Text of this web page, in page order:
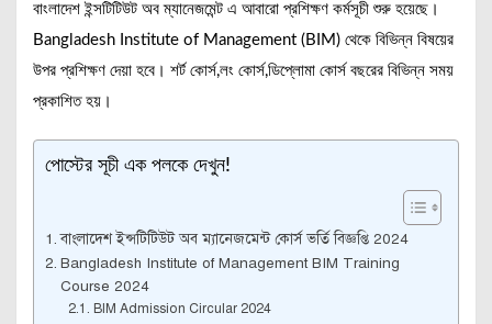
বাংলাদেশ ইন্সটিটিউট অব ম্যানেজমেন্ট এ আবারো প্রশিক্ষণ কর্মসূচী শুরু হয়েছে।
Bangladesh Institute of Management (BIM) থেকে বিভিন্ন বিষয়ের
উপর প্রশিক্ষণ দেয়া হবে। শর্ট কোর্স,লং কোর্স,ডিপ্লোমা কোর্স বছরের বিভিন্ন সময়
প্রকাশিত হয়।
পোস্টের সূচী এক পলকে দেখুন!
বাংলাদেশ ইন্সটিটিউট অব ম্যানেজমেন্ট কোর্স ভর্তি বিজ্ঞপ্তি 2024
Bangladesh Institute of Management BIM Training
Course 2024
BIM Admission Circular 2024